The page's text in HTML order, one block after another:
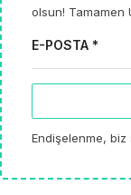
olsun! Tamamen
E-POSTA *
Endişelenme, biz